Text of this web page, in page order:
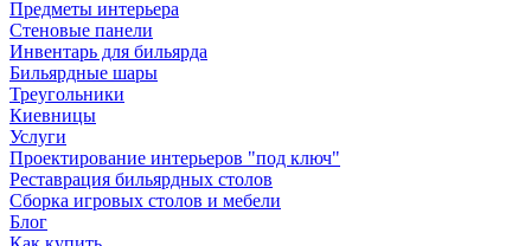
Предметы интерьера
Стеновые панели
Инвентарь для бильярда
Бильярдные шары
Треугольники
Киевницы
Услуги
Проектирование интерьеров "под ключ"
Реставрация бильярдных столов
Сборка игровых столов и мебели
Блог